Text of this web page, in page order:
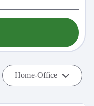
Home-Office